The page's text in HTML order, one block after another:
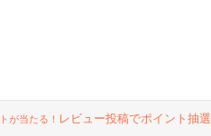
が当たる！ レビュー投稿でポイント抽選